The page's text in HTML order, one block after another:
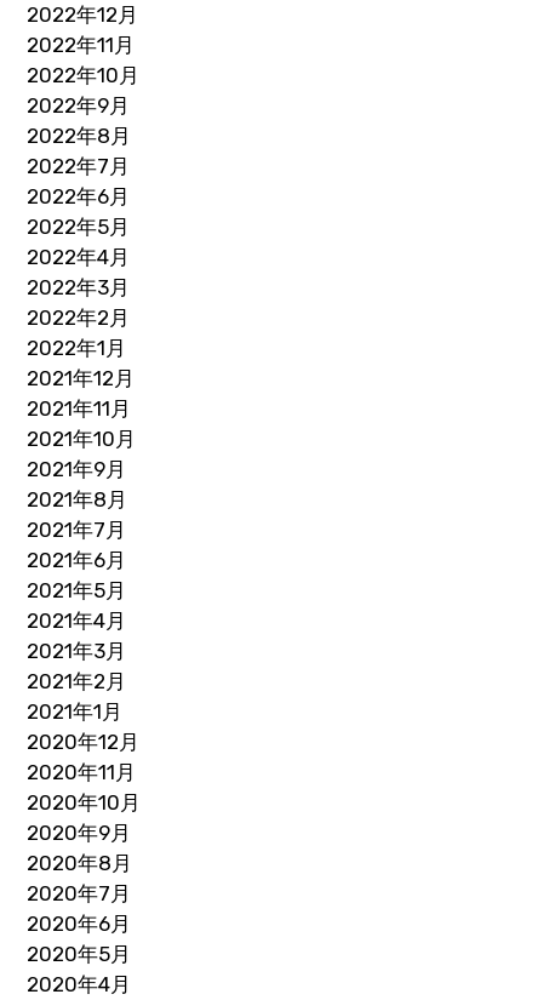
2022年12月
2022年11月
2022年10月
2022年9月
2022年8月
2022年7月
2022年6月
2022年5月
2022年4月
2022年3月
2022年2月
2022年1月
2021年12月
2021年11月
2021年10月
2021年9月
2021年8月
2021年7月
2021年6月
2021年5月
2021年4月
2021年3月
2021年2月
2021年1月
2020年12月
2020年11月
2020年10月
2020年9月
2020年8月
2020年7月
2020年6月
2020年5月
2020年4月